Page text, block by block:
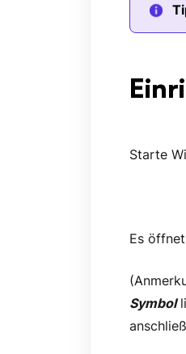
Starte
Es
Symbol